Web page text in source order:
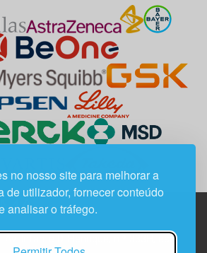
no nosso site para melhorar a
de utilizador, fornecer conteúdo
analisar o tráfego.
Av. Infante D. Henrique, n.º 333H, esc.